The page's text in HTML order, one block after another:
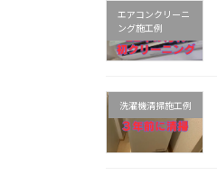
エアコンクリーニ
ング施工例
洗濯機清掃施工例